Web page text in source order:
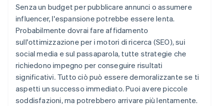
Senza un budget per pubblicare annunci o assumere
influencer, l'espansione potrebbe essere lenta.
Probabilmente dovrai fare affidamento
sull'ottimizzazione per i motori di ricerca (SEO), sui
social media e sul passaparola, tutte strategie che
richiedono impegno per conseguire risultati
significativi. Tutto ciò può essere demoralizzante se ti
aspetti un successo immediato. Puoi avere piccole
soddisfazioni, ma potrebbero arrivare più lentamente.